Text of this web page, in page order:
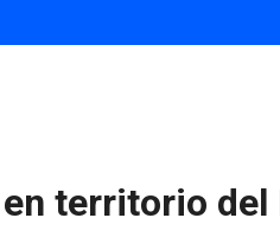
territorio